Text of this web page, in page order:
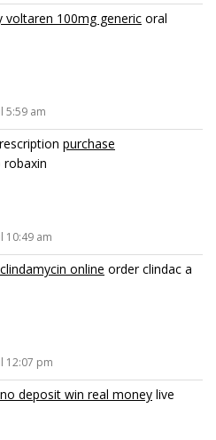
voltaren 100mg generic oral
5:59 am
purchase
robaxin
10:49 am
online order clindac a
12:07 pm
deposit win real money live